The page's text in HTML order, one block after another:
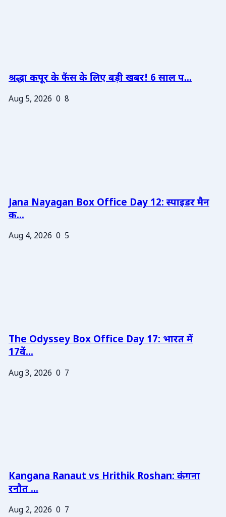
श्रद्धा कपूर के फैंस के लिए बड़ी खबर! 6 साल प...
Aug 5, 2026 0 8
Jana Nayagan Box Office Day 12: स्पाइडर मैन
क...
Aug 4, 2026 0 5
The Odyssey Box Office Day 17: भारत में
17वें...
Aug 3, 2026 0 7
Kangana Ranaut vs Hrithik Roshan: कंगना
रनौत ...
Aug 2, 2026 0 7